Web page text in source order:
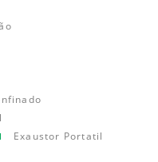
Exaustor Portatil